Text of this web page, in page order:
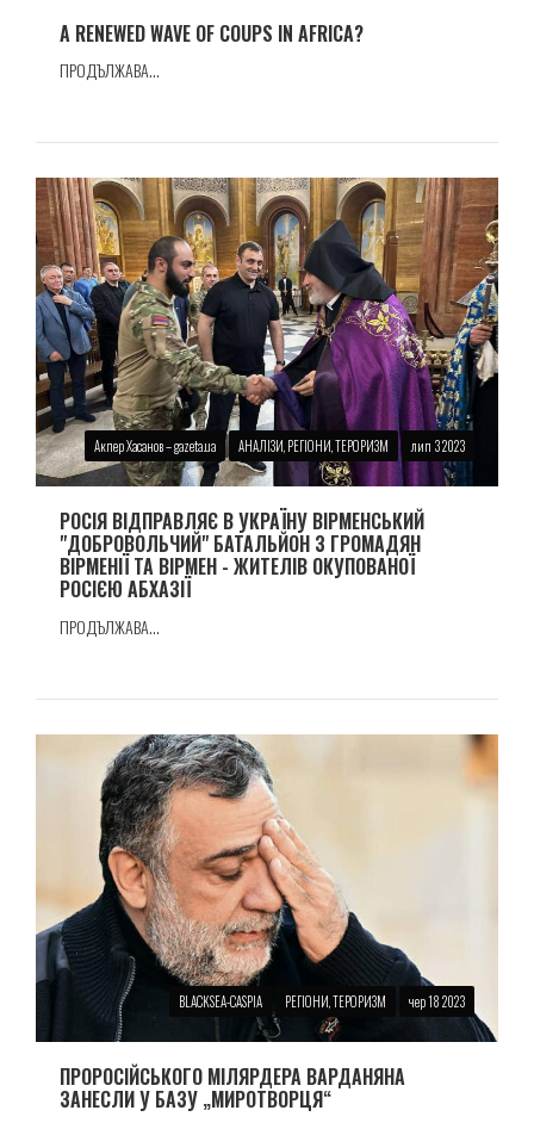
A RENEWED WAVE OF COUPS IN AFRICA?
ПРОДЪЛЖАВА...
Акпер Хасанов – gazeta.ua АНАЛІЗИ, РЕГІОНИ, ТЕРОРИЗМ лип 3 2023
РОСІЯ ВІДПРАВЛЯЄ В УКРАЇНУ ВІРМЕНСЬКИЙ
"ДОБРОВОЛЬЧИЙ" БАТАЛЬЙОН З ГРОМАДЯН
ВІРМЕНІЇ ТА ВІРМЕН - ЖИТЕЛІВ ОКУПОВАНОЇ
РОСІЄЮ АБХАЗІЇ
ПРОДЪЛЖАВА...
BLACKSEA-CASPIA РЕГІОНИ, ТЕРОРИЗМ чер 18 2023
ПРОРОСIЙСЬКОГО МIЛЯРДЕРА ВАРДАНЯНА
ЗАНЕСЛИ У БАЗУ „МИРОТВОРЦЯ“